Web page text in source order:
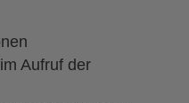
Aufruf der